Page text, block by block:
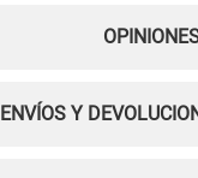
ENVÍOS Y